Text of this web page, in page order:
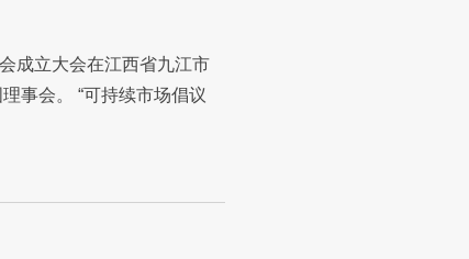
成立大会在江西省九江市
事会。 “可持续市场倡议